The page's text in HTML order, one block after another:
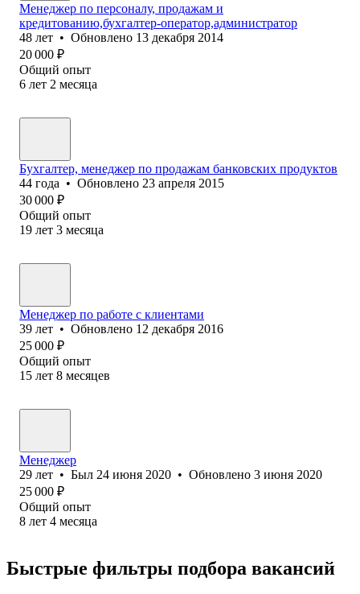
Менеджер по персоналу, продажам и
кредитованию,бухгалтер-оператор,администратор
48 лет • Обновлено 13 декабря 2014
20 000 ₽
Общий опыт
6 лет 2 месяца
Бухгалтер, менеджер по продажам банковских продуктов
44 года • Обновлено 23 апреля 2015
30 000 ₽
Общий опыт
19 лет 3 месяца
Менеджер по работе с клиентами
39 лет • Обновлено 12 декабря 2016
25 000 ₽
Общий опыт
15 лет 8 месяцев
Менеджер
29 лет • Был 24 июня 2020 • Обновлено 3 июня 2020
25 000 ₽
Общий опыт
8 лет 4 месяца
Быстрые фильтры подбора вакансий